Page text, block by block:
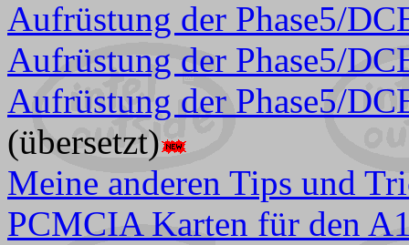
Aufrüstung der Phase5/
Aufrüstung der Phase5/
Aufrüstung der Phase5/
(übersetzt)
Meine anderen Tips und
PCMCIA Karten für den